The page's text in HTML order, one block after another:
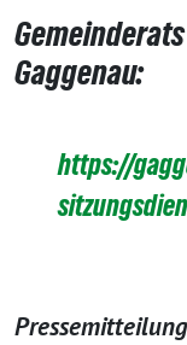
Gaggenau:
https://